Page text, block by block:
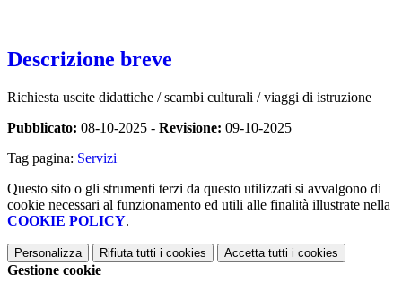
Descrizione breve
Richiesta uscite didattiche / scambi culturali / viaggi di istruzione
Pubblicato: 08-10-2025 - Revisione: 09-10-2025
Tag pagina: Servizi
Questo sito o gli strumenti terzi da questo utilizzati si avvalgono di
cookie necessari al funzionamento ed utili alle finalità illustrate nella
COOKIE POLICY.
Personalizza Rifiuta tutti i cookies Accetta tutti i cookies
Gestione cookie